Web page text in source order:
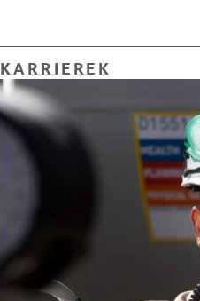
KARRIEREK